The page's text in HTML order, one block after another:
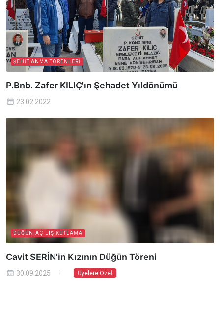
ŞEHIT ANMA TÖRENLERI
P.Bnb. Zafer KILIÇ'ın Şehadet Yıldönümü
23.02.2022
DÜĞÜN-AÇILIŞ-KUTLAMA
Cavit SERİN'in Kızının Düğün Töreni
30.09.2025 Üyelere Özel